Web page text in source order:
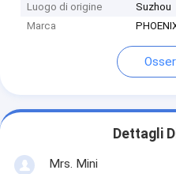
Luogo di origine
Suzhou
Marca
Dettagli
Mrs. Mini